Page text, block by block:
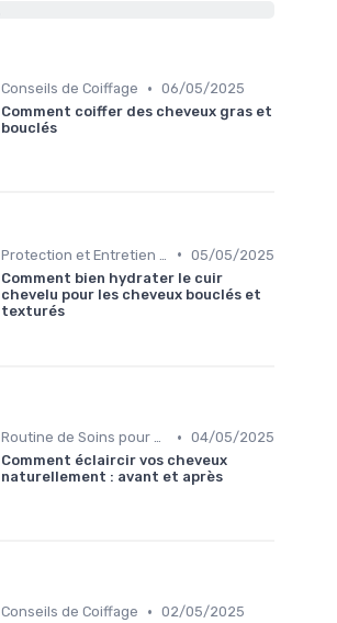
Conseils de Coiffage • 06/05/2025
Comment coiffer des cheveux gras et
bouclés
• 05/05/2025
Comment bien hydrater le cuir
chevelu pour les cheveux bouclés et
texturés
Routine de Soins pour Cheveux Bouclés • 04/05/2025
Comment éclaircir vos cheveux
naturellement : avant et après
Conseils de Coiffage • 02/05/2025